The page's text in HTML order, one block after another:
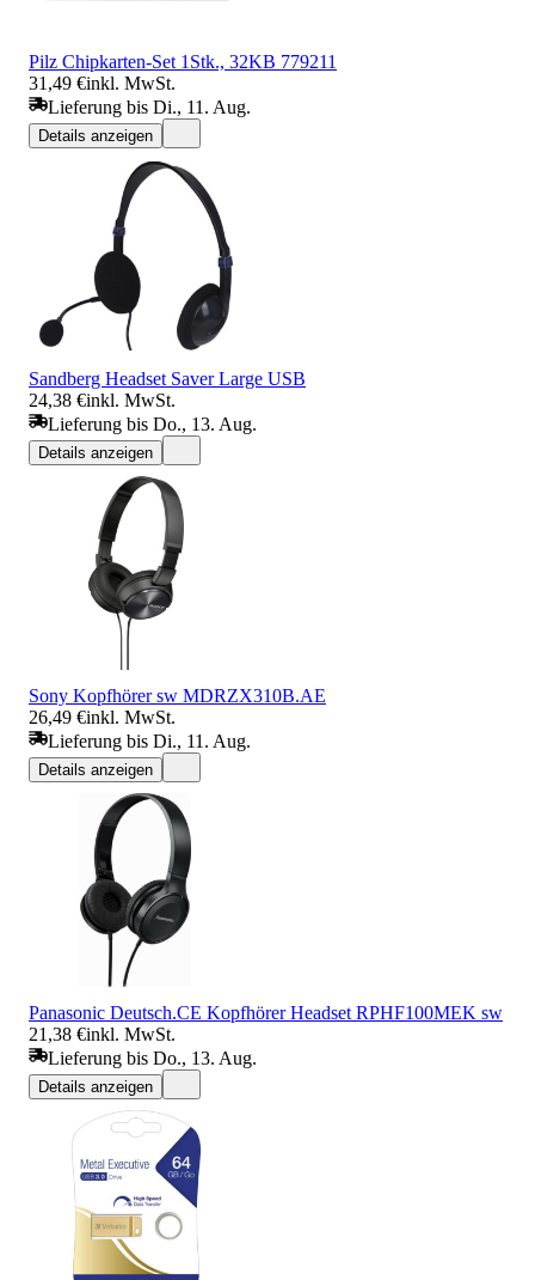
Pilz Chipkarten-Set 1Stk., 32KB 779211
31,49 €inkl. MwSt.
Lieferung bis Di., 11. Aug.
Details anzeigen
Sandberg Headset Saver Large USB
24,38 €inkl. MwSt.
Lieferung bis Do., 13. Aug.
Details anzeigen
Sony Kopfhörer sw MDRZX310B.AE
26,49 €inkl. MwSt.
Lieferung bis Di., 11. Aug.
Details anzeigen
Panasonic Deutsch.CE Kopfhörer Headset RPHF100MEK sw
21,38 €inkl. MwSt.
Lieferung bis Do., 13. Aug.
Details anzeigen